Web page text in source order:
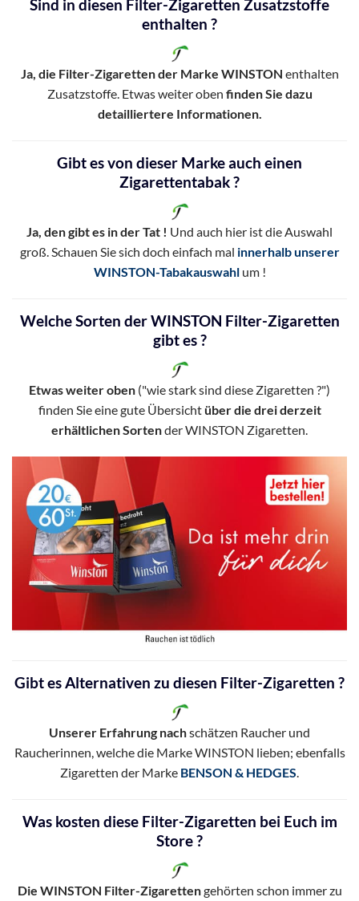
Sind in diesen Filter-Zigaretten Zusatzstoffe
enthalten ?
Ja, die Filter-Zigaretten der Marke WINSTON enthalten
Zusatzstoffe. Etwas weiter oben finden Sie dazu
detailliertere Informationen.
Gibt es von dieser Marke auch einen
Zigarettentabak ?
Ja, den gibt es in der Tat ! Und auch hier ist die Auswahl
groß. Schauen Sie sich doch einfach mal innerhalb unserer
WINSTON-Tabakauswahlum !
Welche Sorten der WINSTON Filter-Zigaretten
gibt es ?
Etwas weiter oben ("wie stark sind diese Zigaretten ?")
finden Sie eine gute Übersichtüber die drei derzeit
erhältlichen Sortender WINSTON Zigaretten.
Gibt es Alternativen zu diesen Filter-Zigaretten ?
Unserer Erfahrung nachschätzen Raucher und
Raucherinnen, welche die Marke WINSTON lieben; ebenfalls
Zigaretten der Marke BENSON & HEDGES
Was kosten diese Filter-Zigaretten bei Euch im
Store ?
Die WINSTON Filter-Zigarettengehörten schon immer zu